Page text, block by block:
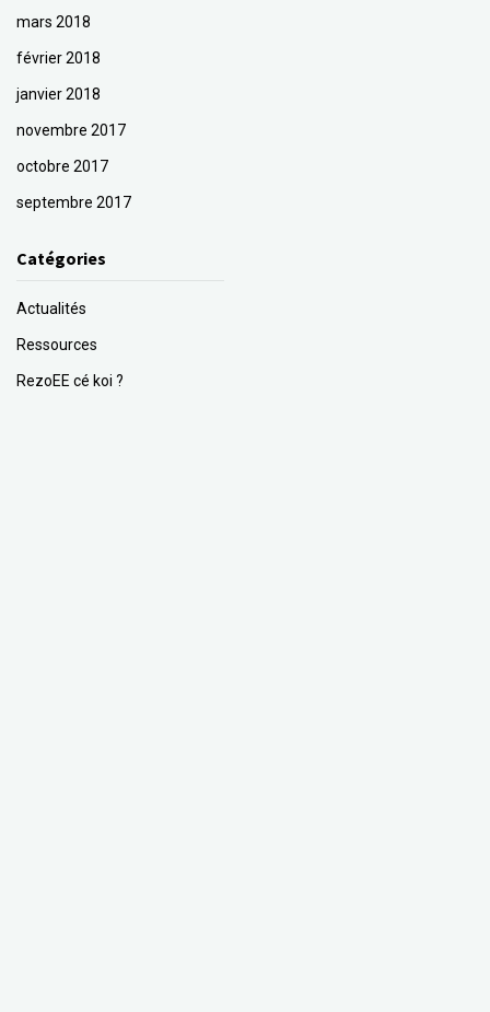
mars 2018
février 2018
janvier 2018
novembre 2017
octobre 2017
septembre 2017
Catégories
Actualités
Ressources
RezoEE cé koi ?